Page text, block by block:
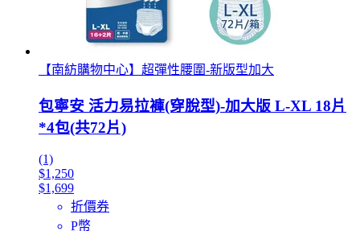
【南紡購物中心】超彈性腰圍-新版型加大
包寧安 活力易拉褲(穿脫型)-加大版 L-XL 18片
*4包(共72片)
(1)
$1,250
$1,699
折價券
P幣